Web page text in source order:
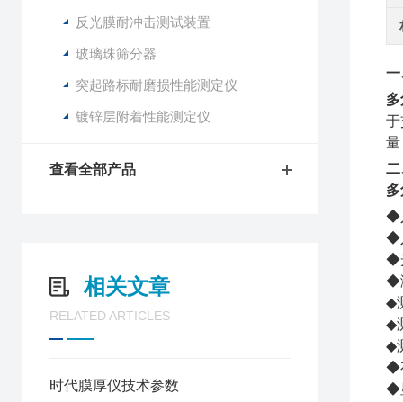
反光膜耐冲击测试装置
玻璃珠筛分器
突起路标耐磨损性能测定仪
镀锌层附着性能测定仪
查看全部产品
相关文章
RELATED ARTICLES
时代膜厚仪技术参数
一
于
量
二
◆
◆
◆
◆
◆
◆
◆
◆
◆